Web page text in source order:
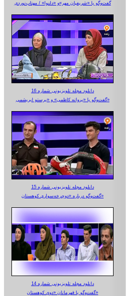
گفت‌وگو با «شریفیان مهر»‌و «دلنوا» / مهتاب‌نوردی
دانلود مجله تلویزیونی شماره 16
گفت‌وگو با «پروانه کاظمی» و «پرستو‌ ابریشمی»
دانلود مجله تلویزیونی شماره 15
گفت‌وگو درباره «دوچرخه‌سواری کوهستان»
دانلود مجله تلویزیونی شماره 14
گفت‌وگو با قهرمانان «دوی کوهستان»